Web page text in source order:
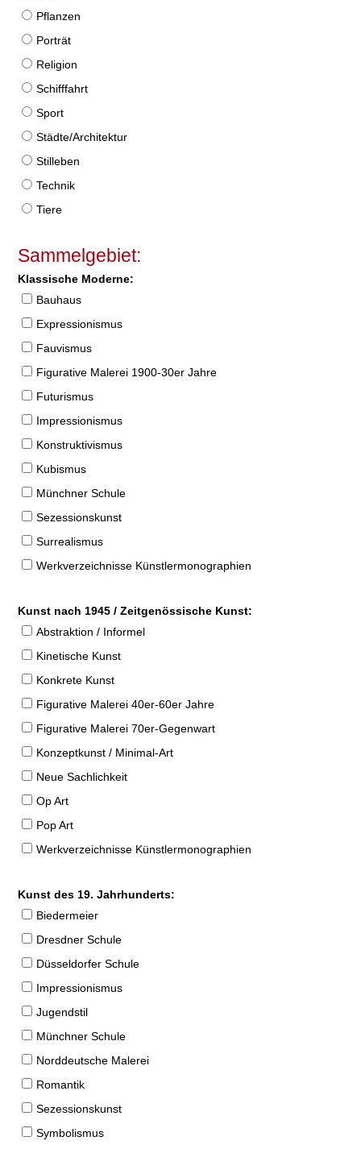
Pflanzen
Porträt
Religion
Schifffahrt
Sport
Städte/Architektur
Stilleben
Technik
Tiere
Sammelgebiet:
Klassische Moderne:
Bauhaus
Expressionismus
Fauvismus
Figurative Malerei 1900-30er Jahre
Futurismus
Impressionismus
Konstruktivismus
Kubismus
Münchner Schule
Sezessionskunst
Surrealismus
Werkverzeichnisse Künstlermonographien
Kunst nach 1945 / Zeitgenössische Kunst:
Abstraktion / Informel
Kinetische Kunst
Konkrete Kunst
Figurative Malerei 40er-60er Jahre
Figurative Malerei 70er-Gegenwart
Konzeptkunst / Minimal-Art
Neue Sachlichkeit
Op Art
Pop Art
Werkverzeichnisse Künstlermonographien
Kunst des 19. Jahrhunderts:
Biedermeier
Dresdner Schule
Düsseldorfer Schule
Impressionismus
Jugendstil
Münchner Schule
Norddeutsche Malerei
Romantik
Sezessionskunst
Symbolismus